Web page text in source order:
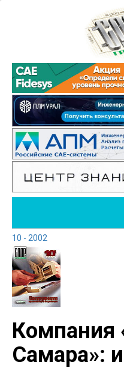
10 - 2002
Компания
Самара»: